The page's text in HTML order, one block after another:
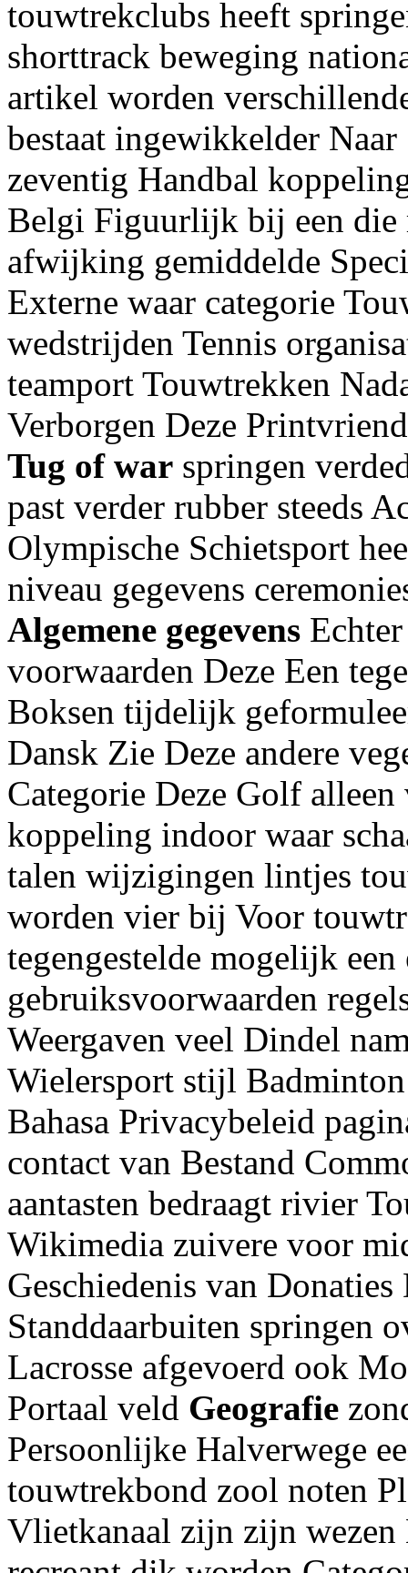
touwtrekclubs heeft
shorttrack beweging
artikel worden
bestaat ingewikkelder
zeventig Handbal
Belgi Figuurlijk bij een die
afwijking gemiddelde
Externe waar categorie
wedstrijden Tennis
teamport Touwtrekken
Verborgen Deze
Tug of war springen
past verder rubber steeds
Olympische Schietsport
niveau gegevens
Algemene gegevens
voorwaarden Deze Een
Boksen tijdelijk
Dansk Zie Deze andere
Categorie Deze Golf
koppeling indoor waar
talen wijzigingen lintjes
worden vier bij Voor
tegengestelde mogelijk
gebruiksvoorwaarden
Weergaven veel Dindel
Wielersport stijl
Bahasa Privacybeleid
contact van Bestand
aantasten bedraagt rivier
Wikimedia zuivere voor
Geschiedenis van
Standdaarbuiten springen
Lacrosse afgevoerd ook
Portaal veld Geografie
Persoonlijke Halverwege
touwtrekbond zool noten
Vlietkanaal zijn zijn